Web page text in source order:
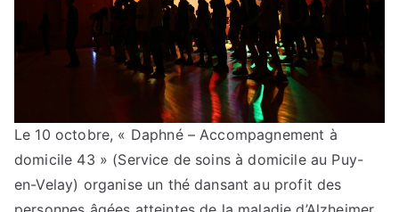
Le 10 octobre, « Daphné – Accompagnement à
domicile 43 » (Service de soins à domicile au Puy-
en-Velay) organise un thé dansant au profit des